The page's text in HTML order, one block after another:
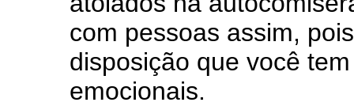
com pessoas assim,
disposição que você
emocionais.